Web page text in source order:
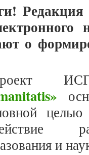
о
целью
и